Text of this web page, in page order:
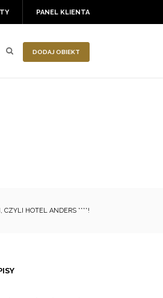
PANEL KLIENTA
DODAJ OBIEKT
CZYLI HOTEL ANDERS ****!